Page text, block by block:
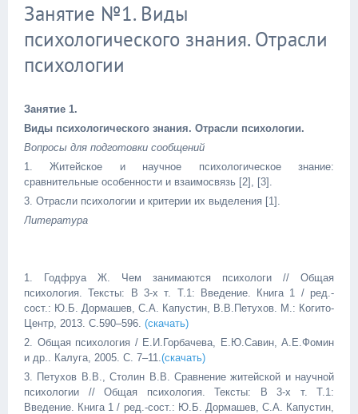
Занятие №1. Виды
психологического знания. Отрасли
психологии
Занятие 1.
Виды психологического знания. Отрасли психологии.
Вопросы для подготовки сообщений
1. Житейское и научное психологическое знание:
сравнительные особенности и взаимосвязь [2], [3] .
3. Отрасли психологии и критерии их выделения [1] .
Литература
1. Годфруа Ж. Чем занимаются психологи // Общая
психология. Тексты: В 3-х т. Т.1: Введение. Книга 1 / ред.-
сост.: Ю.Б. Дормашев, С.А. Капустин, В.В.Петухов. М.: Когито-
Центр, 2013. С.590–596. (скачать)
2. Общая психология / Е.И.Горбачева, Е.Ю.Савин, А.Е.Фомин
и др.. Калуга, 2005. C. 7–11.(скачать)
3. Петухов В.В., Столин В.В. Сравнение житейской и научной
психологии // Общая психология. Тексты: В 3-х т. Т.1:
Введение. Книга 1 / ред.-сост.: Ю.Б. Дормашев, С.А. Капустин,